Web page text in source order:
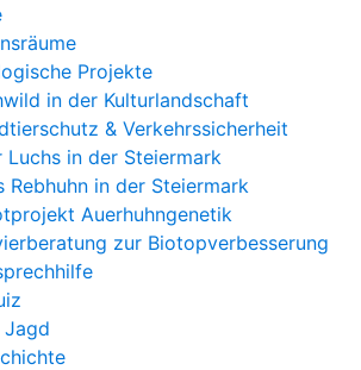
Projekte
in der Kulturlandschaft
& Verkehrssicherheit
Luchs in der Steiermark
Rebhuhn in der Steiermark
Auerhuhngenetik
zur Biotopverbesserung
Jagd